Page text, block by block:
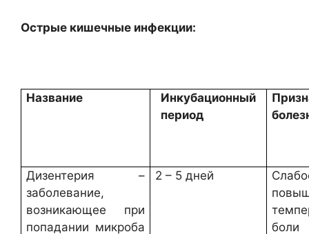
Острые кишечные инфекции:
Название
Инкубационный
период
Дизентерия –
заболевание,
возникающее при
попадании микроба
2 – 5 дней
боли